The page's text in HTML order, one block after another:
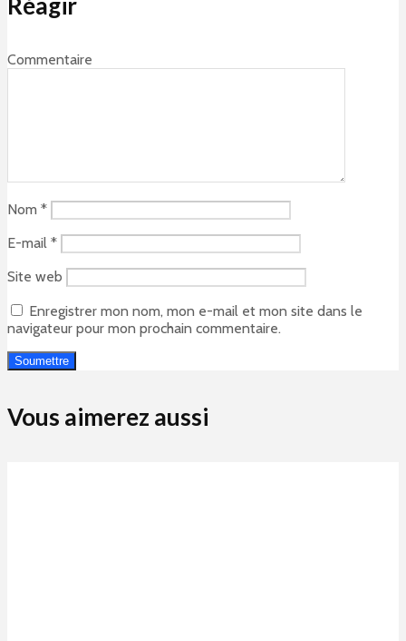
Commentaire
Nom *
E-mail *
Site web
Enregistrer mon nom, mon e-mail et mon site dans le
navigateur pour mon prochain commentaire.
Vous aimerez aussi